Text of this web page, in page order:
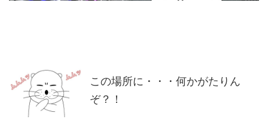
この場所に・・・何かがたりん
ぞ？！